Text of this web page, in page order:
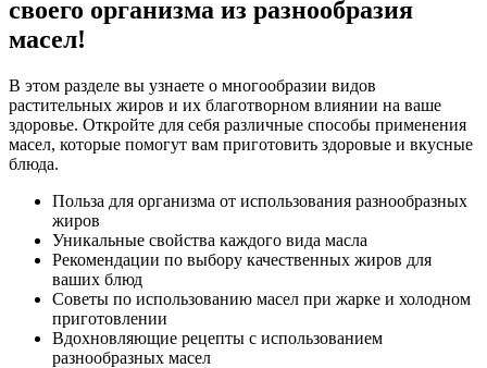
своего организма из разнообразия
масел!
В этом разделе вы узнаете о многообразии видов
растительных жиров и их благотворном влиянии на ваше
здоровье. Откройте для себя различные способы применения
масел, которые помогут вам приготовить здоровые и вкусные
блюда.
Польза для организма от использования разнообразных
жиров
Уникальные свойства каждого вида масла
Рекомендации по выбору качественных жиров для
ваших блюд
Советы по использованию масел при жарке и холодном
приготовлении
Вдохновляющие рецепты с использованием
разнообразных масел